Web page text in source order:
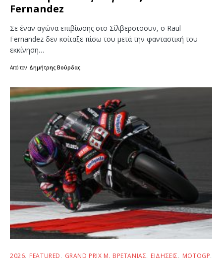
Fernandez
Σε έναν αγώνα επιβίωσης στο Σίλβερστοουν, ο Raul
Fernandez δεν κοίταξε πίσω του μετά την φανταστική του
εκκίνηση…
Από τον Δημήτρης Βούρδας
2026 FEATURED GRAND PRIX Μ. ΒΡΕΤΑΝΊΑΣ ΕΙΔΉΣΕΙΣ
MOTOGP